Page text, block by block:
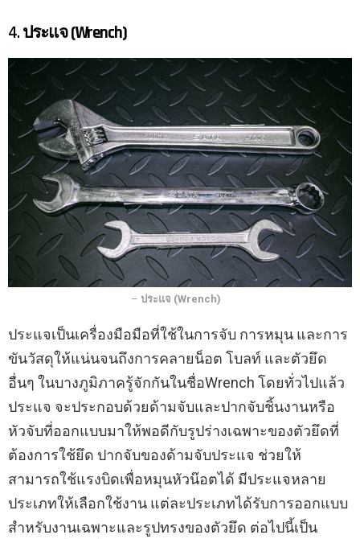
4.ประแจ (Wrench)
– ประแจ (Wrench)
ประแจเป็นเครื่องมือมือที่ใช้ในการจับ การหมุน และการ
ขันวัสดุให้แน่นจนถึงการคลายน็อต โบลท์ และตัวยึด
อื่นๆ ในบางภูมิภาครู้จักกันในชื่อWrench โดยทั่วไปแล้ว
ประแจ จะประกอบด้วยด้ามจับและปากจับชิ้นงานหรือ
หัวจับที่ออกแบบมาให้พอดีกับรูปร่างเฉพาะของตัวยึดที่
ต้องการใช้ยึด ปากจับของด้ามจับประแจ ช่วยให้
สามารถใช้แรงบิดเพื่อหมุนหัวน๊อตได้ มีประแจหลาย
ประเภทให้เลือกใช้งาน แต่ละประเภทได้รับการออกแบบ
สำหรับงานเฉพาะและรูปทรงของตัวยึด ต่อไปนี้เป็น